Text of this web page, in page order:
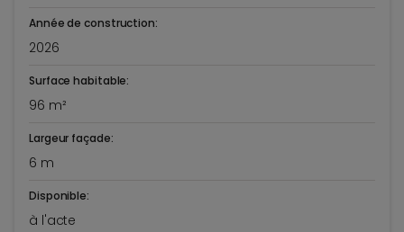
Année de construction:
2026
Surface habitable:
96 m²
Largeur façade:
6 m
Disponible:
à l'acte